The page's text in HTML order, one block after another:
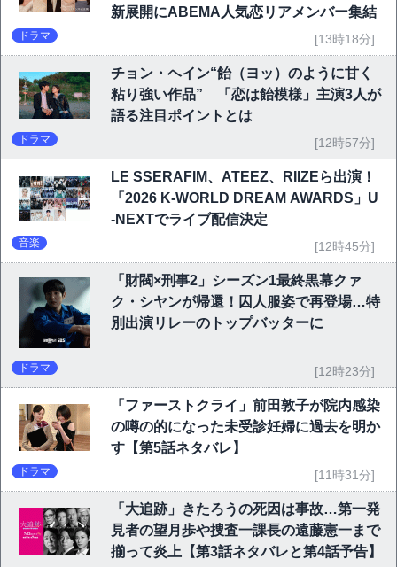
新展開にABEMA人気恋リアメンバー集結
ドラマ [13時18分]
チョン・ヘイン“飴（ヨッ）のように甘く
粘り強い作品” 「恋は飴模様」主演3人が
語る注目ポイントとは
ドラマ [12時57分]
LE SSERAFIM、ATEEZ、RIIZEら出演！
「2026 K-WORLD DREAM AWARDS」U
-NEXTでライブ配信決定
音楽 [12時45分]
「財閥×刑事2」シーズン1最終黒幕クァ
ク・シヤンが帰還！囚人服姿で再登場…特
別出演リレーのトップバッターに
ドラマ [12時23分]
「ファーストクライ」前田敦子が院内感染
の噂の的になった未受診妊婦に過去を明か
す【第5話ネタバレ】
ドラマ [11時31分]
「大追跡」きたろうの死因は事故…第一発
見者の望月歩や捜査一課長の遠藤憲一まで
揃って炎上【第3話ネタバレと第4話予告】